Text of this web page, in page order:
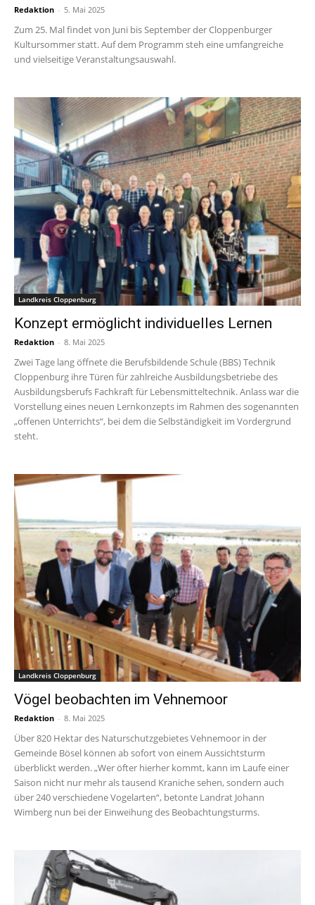
Redaktion - 5. Mai 2025
Zum 25. Mal findet von Juni bis September der Cloppenburger
Kultursommer statt. Auf dem Programm steh eine umfangreiche
und vielseitige Veranstaltungsauswahl.
Landkreis Cloppenburg
Konzept ermöglicht individuelles Lernen
Redaktion - 8. Mai 2025
Zwei Tage lang öffnete die Berufsbildende Schule (BBS) Technik
Cloppenburg ihre Türen für zahlreiche Ausbildungsbetriebe des
Ausbildungsberufs Fachkraft für Lebensmitteltechnik. Anlass war die
Vorstellung eines neuen Lernkonzepts im Rahmen des sogenannten
„offenen Unterrichts“, bei dem die Selbständigkeit im Vordergrund
steht.
Landkreis Cloppenburg
Vögel beobachten im Vehnemoor
Redaktion - 8. Mai 2025
Über 820 Hektar des Naturschutzgebietes Vehnemoor in der
Gemeinde Bösel können ab sofort von einem Aussichtsturm
überblickt werden. „Wer öfter hierher kommt, kann im Laufe einer
Saison nicht nur mehr als tausend Kraniche sehen, sondern auch
über 240 verschiedene Vogelarten“, betonte Landrat Johann
Wimberg nun bei der Einweihung des Beobachtungsturms.